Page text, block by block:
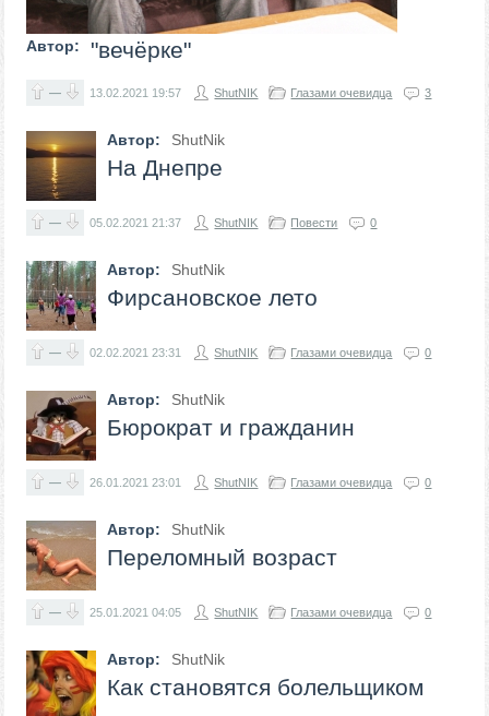
Автор: "вечёрке"
— 13.02.2021 19:57 ShutNIK Глазами очевидца 3
Автор: ShutNik
На Днепре
— 05.02.202121:37 ShutNIK Повести 0
Автор: ShutNik
Фирсановское лето
— 02.02.202123:31 ShutNIK Глазами очевидца 0
Автор: ShutNik
Бюрократ и гражданин
— 26.01.202123:01 ShutNIK Глазами очевидца 0
Автор: ShutNik
Переломный возраст
— 25.01.202104:05 ShutNIK Глазами очевидца 0
Автор: ShutNik
Как становятся болельщиком